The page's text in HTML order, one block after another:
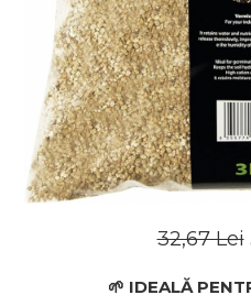
32,67 Lei
🌱 IDEALĂ